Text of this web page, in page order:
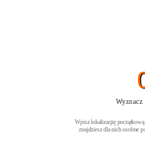
Wyznacz
Wpisz lokalizacjię
znajdziesz dla nich osobne